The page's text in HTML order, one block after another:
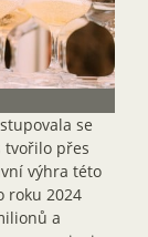
se
tvořilo přes
výhra této
roku 2024
a